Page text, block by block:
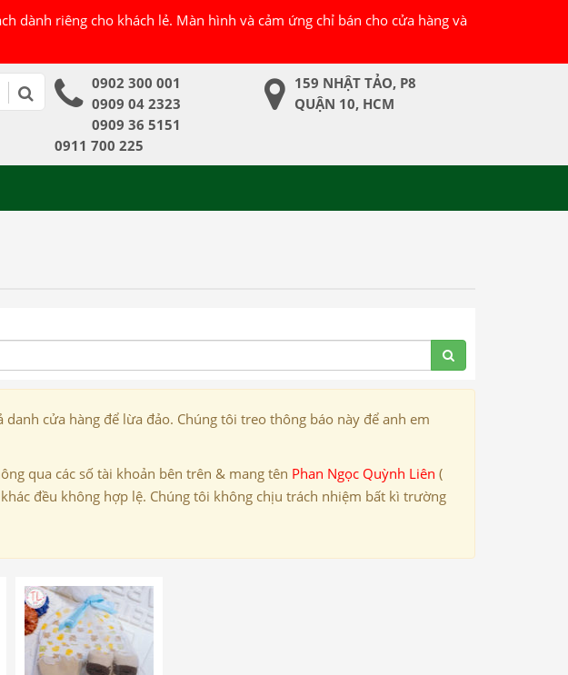
dành riêng cho khách lẻ. Màn hình và cảm ứng chỉ bán cho cửa hàng và
0902 300 001
0909 04 2323
0909 36 5151
0911 700 225
159 NHẬT TẢO, P8
QUẬN 10, HCM
cửa hàng để lừa đảo. Chúng tôi treo thông báo này để anh em
qua các số tài khoản bên trên & mang tên Phan Ngọc Quỳnh Liên (
đều không hợp lệ. Chúng tôi không chịu trách nhiệm bất kì trường